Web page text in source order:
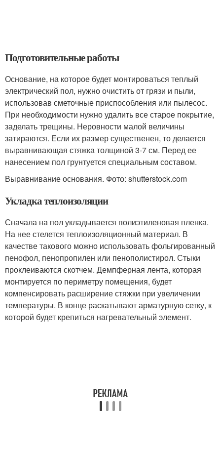
Подготовительные работы
Основание, на которое будет монтироваться теплый
электрический пол, нужно очистить от грязи и пыли,
использовав сметочные приспособления или пылесос.
При необходимости нужно удалить все старое покрытие,
заделать трещины. Неровности малой величины
затираются. Если их размер существенен, то делается
выравнивающая стяжка толщиной 3-7 см. Перед ее
нанесением пол грунтуется специальным составом.
Выравнивание основания. Фото: shutterstock.com
Укладка теплоизоляции
Сначала на пол укладывается полиэтиленовая пленка.
На нее стелется теплоизоляционный материал. В
качестве такового можно использовать фольгированный
пенофол, пенопропилен или пенополистирол. Стыки
проклеиваются скотчем. Демпферная лента, которая
монтируется по периметру помещения, будет
компенсировать расширение стяжки при увеличении
температуры. В конце раскатывают арматурную сетку, к
которой будет крепиться нагревательный элемент.